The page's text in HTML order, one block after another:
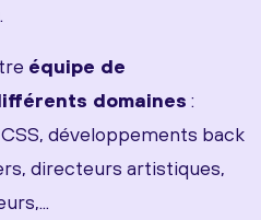
équipe de
domaines :
développements back
directeurs artistiques,